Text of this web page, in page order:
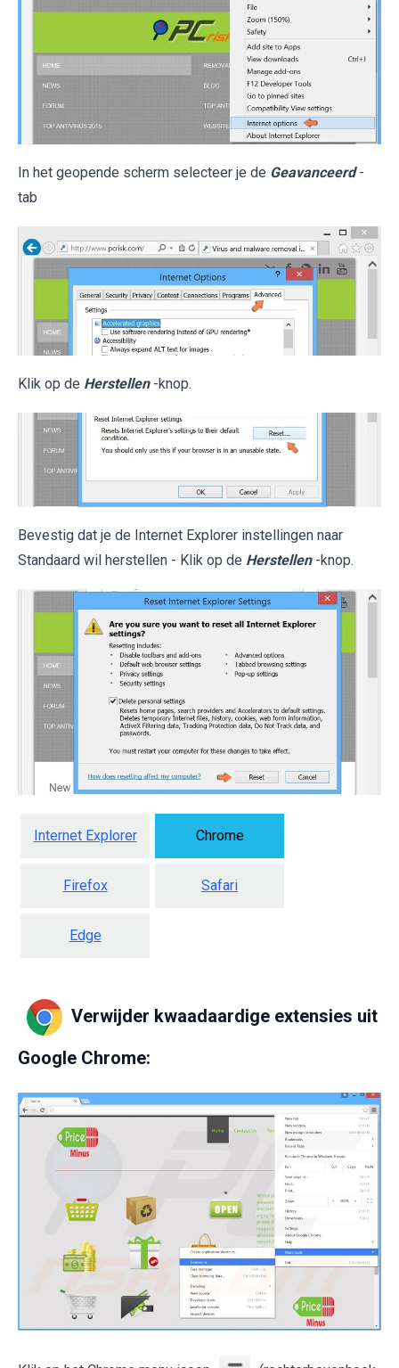
In het geopende scherm selecteer je de Geavanceerd -
tab
Klik op de Herstellen -knop.
Bevestig dat je de Internet Explorer instellingen naar
Standaard wil herstellen - Klik op de Herstellen -knop.
Internet Explorer Chrome
Firefox Safari
Edge
Verwijder kwaadaardige extensies uit
Google Chrome: